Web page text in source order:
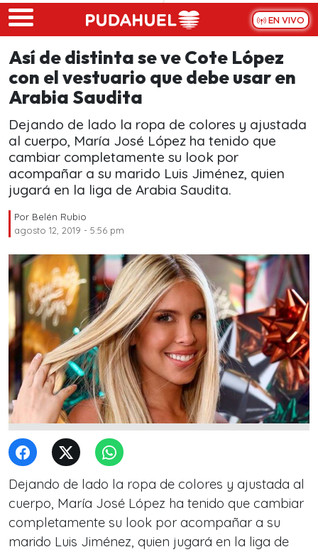
Skip to main content
EN VIVO
Así de distinta se ve Cote López
con el vestuario que debe usar en
Arabia Saudita
Dejando de lado la ropa de colores y ajustada
al cuerpo, María José López ha tenido que
cambiar completamente su look por
acompañar a su marido Luis Jiménez, quien
jugará en la liga de Arabia Saudita.
Por Belén Rubio
agosto 12, 2019 - 5:56 pm
Dejando de lado la ropa de colores y ajustada al
cuerpo, María José López ha tenido que cambiar
completamente su look por acompañar a su
marido Luis Jiménez, quien jugará en la liga de